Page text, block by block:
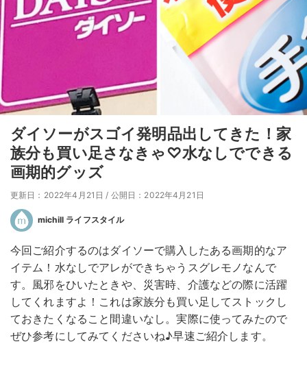
ダイソーがスゴイ発明品出してきた！家
族分も買い足さなきゃ♡水なしでできる
画期的グッズ
更新日：2022年4月21日 / 公開日：2022年4月21日
michill ライフスタイル
今回ご紹介するのはダイソーで購入したある画期的なア
イテム！水なしでアレができちゃうスグレモノなんで
す。風邪をひいたときや、災害時、介護などの際に活躍
してくれますよ！これは家族分も買い足してストックし
ておきたくなること間違いなし。実際に使ってみたので
ぜひ参考にしてみてくださいね♪早速ご紹介します。